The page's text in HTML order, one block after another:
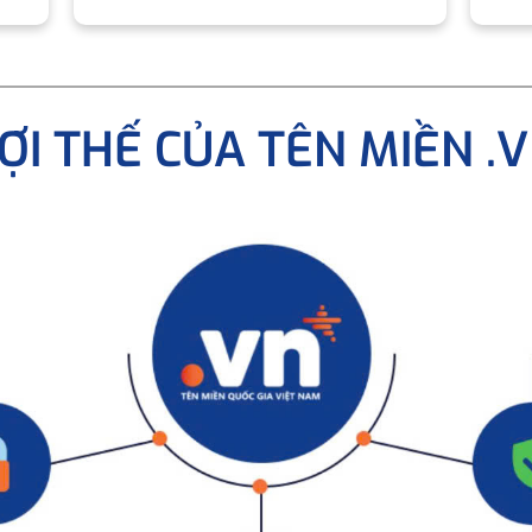
THẾ CỦA TÊN MIỀN